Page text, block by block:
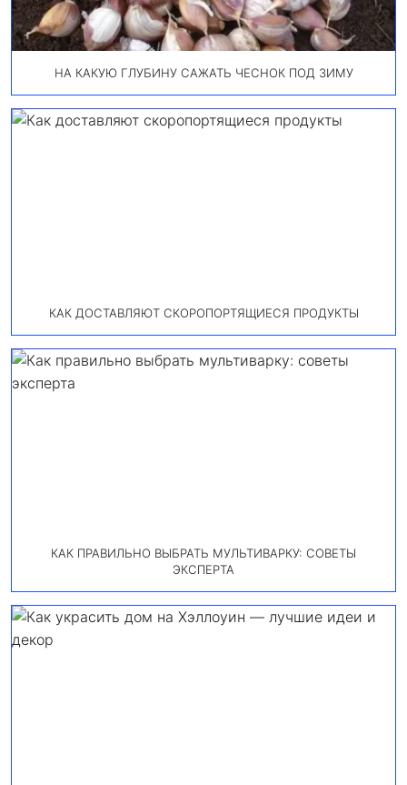
НА КАКУЮ ГЛУБИНУ САЖАТЬ ЧЕСНОК ПОД ЗИМУ
КАК ДОСТАВЛЯЮТ СКОРОПОРТЯЩИЕСЯ ПРОДУКТЫ
КАК ПРАВИЛЬНО ВЫБРАТЬ МУЛЬТИВАРКУ: СОВЕТЫ
ЭКСПЕРТА